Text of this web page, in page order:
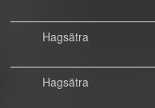
Hagsätra
Hagsätra